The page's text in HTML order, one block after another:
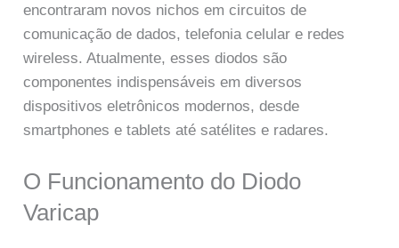
encontraram novos nichos em circuitos de
comunicação de dados, telefonia celular e redes
wireless. Atualmente, esses diodos são
componentes indispensáveis em diversos
dispositivos eletrônicos modernos, desde
smartphones e tablets até satélites e radares.
O Funcionamento do Diodo
Varicap